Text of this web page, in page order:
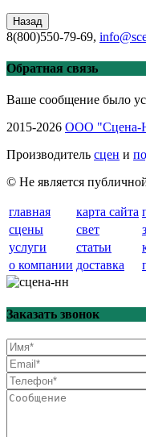
8(800)550-79-69,
Обратная связь
Ваше сообщение было
2015-2026 ООО
Производитель сцен и
© Не является
главная карта сайта
сцены
свет
услуги
статьи
о компании доставка
Заказать звонок